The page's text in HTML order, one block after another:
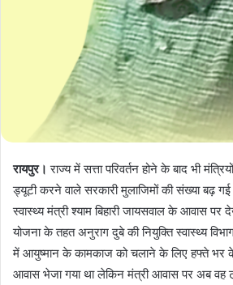
रायपुर। राज्य में सत्ता परिवर्तन होने के बाद भी
ड्यूटी करने वाले सरकारी मुलाजिमों की संख्या बढ़ गई
स्वास्थ्य मंत्री श्याम बिहारी जायसवाल के आवास पर
योजना के तहत अनुराग दुबे की नियुक्ति स्वास्थ्य
में आयुष्मान के कामकाज को चलाने के लिए हफ्ते भर
आवास भेजा गया था लेकिन मंत्री आवास पर अब वह